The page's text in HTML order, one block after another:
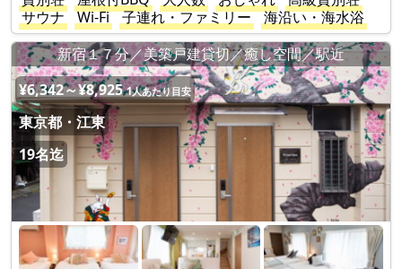
サウナ
Wi-Fi 子連れ・ファミリー
海沿い・海水浴
新宿１７分／美築戸建貸切／癒し空間／駅近
¥6,342～¥8,925 1人あたり目安
東京都・江東
19名迄